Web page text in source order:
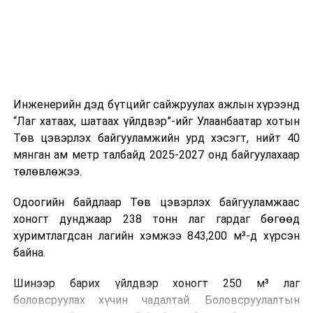
өдөр тутмын ажлын бэлэн байдлыг хангах зэрэг
практик ур чадварыг сургалтын хөтөлбөрт тусгажээ.
Сургалтыг танилцуулах лекц, асуулт-хариулт,
жишээнд суурилсан сургалт, багаар ажиллах дасгал,
танилцах, онцгой нөхцөлд ажиллах дадлага зэрэг
онол, практик хосолсон хэлбэрээр зохион байгуулж
байна.
зохион байгуулах Үндэсний хорооны Ажлын алба,
Нийслэлийн тээврийн газар, Автотээврийн үндэсний
Инженерийн дэд бүтцийг сайжруулах ажлын хүрээнд
“Лаг хатаах, шатаах үйлдвэр”-ийг Улаанбаатар хотын
Төв цэвэрлэх байгууламжийн урд хэсэгт, нийт 40
мянган ам метр талбайд 2025-2027 онд байгуулахаар
төлөвлөжээ.
Одоогийн байдлаар Төв цэвэрлэх байгууламжаас
хоногт дунджаар 238 тонн лаг гардаг бөгөөд
хуримтлагдсан лагийн хэмжээ 843,200 м³-д хүрсэн
байна.
Шинээр барих үйлдвэр хоногт 250 м³ лаг
боловсруулах хүчин чадалтай. Боловсруулалтын